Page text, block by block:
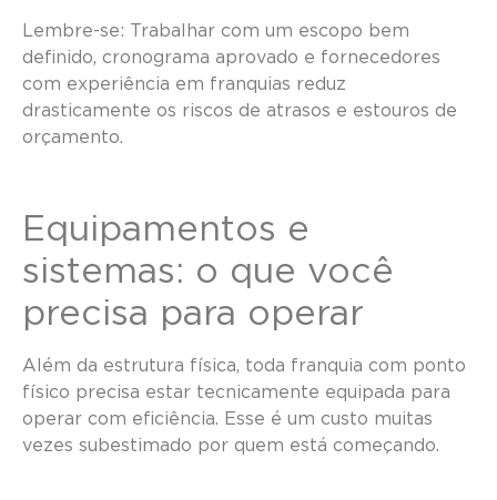
Lembre-se: Trabalhar com um escopo bem
definido, cronograma aprovado e fornecedores
com experiência em franquias reduz
drasticamente os riscos de atrasos e estouros de
orçamento.
Equipamentos e
sistemas: o que você
precisa para operar
Além da estrutura física, toda franquia com ponto
físico precisa estar tecnicamente equipada para
operar com eficiência. Esse é um custo muitas
vezes subestimado por quem está começando.